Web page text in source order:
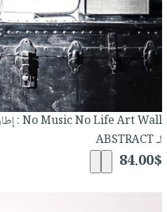
No Music No Life Art Wall : إطار لا حياة بلا موسيقى زينة للجدار
لـ ABSTRACT
84.00$